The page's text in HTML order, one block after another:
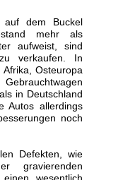
dem Buckel
mehr als
aufweist, sind
verkaufen. In
Osteuropa
in Deutschland
Autos allerdings
noch
Defekten, wie
gravierenden